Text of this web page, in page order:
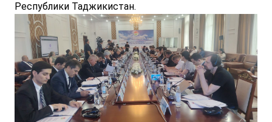
Республики Таджикистан.